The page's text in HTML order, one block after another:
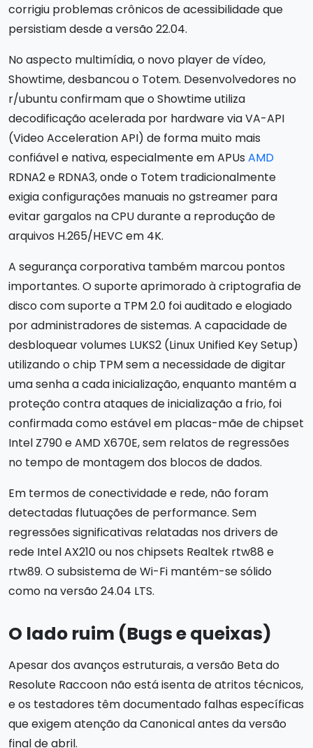
corrigiu problemas crônicos de acessibilidade que
persistiam desde a versão 22.04.
No aspecto multimídia, o novo player de vídeo,
Showtime, desbancou o Totem. Desenvolvedores no
r/ubuntu confirmam que o Showtime utiliza
decodificação acelerada por hardware via VA-API
(Video Acceleration API) de forma muito mais
confiável e nativa, especialmente em APUs AMD
RDNA2 e RDNA3, onde o Totem tradicionalmente
exigia configurações manuais no gstreamer para
evitar gargalos na CPU durante a reprodução de
arquivos H.265/HEVC em 4K.
A segurança corporativa também marcou pontos
importantes. O suporte aprimorado à criptografia de
disco com suporte a TPM 2.0 foi auditado e elogiado
por administradores de sistemas. A capacidade de
desbloquear volumes LUKS2 (Linux Unified Key Setup)
utilizando o chip TPM sem a necessidade de digitar
uma senha a cada inicialização, enquanto mantém a
proteção contra ataques de inicialização a frio, foi
confirmada como estável em placas-mãe de chipset
Intel Z790 e AMD X670E, sem relatos de regressões
no tempo de montagem dos blocos de dados.
Em termos de conectividade e rede, não foram
detectadas flutuações de performance. Sem
regressões significativas relatadas nos drivers de
rede Intel AX210 ou nos chipsets Realtek rtw88 e
rtw89. O subsistema de Wi-Fi mantém-se sólido
como na versão 24.04 LTS.
O lado ruim (Bugs e queixas)
Apesar dos avanços estruturais, a versão Beta do
Resolute Raccoon não está isenta de atritos técnicos,
e os testadores têm documentado falhas específicas
que exigem atenção da Canonical antes da versão
final de abril.